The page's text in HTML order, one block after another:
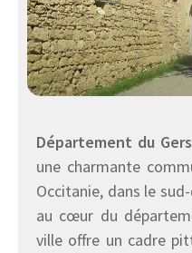
Département du
une charmante
Occitanie, dans le
au cœur du
ville offre un cadre